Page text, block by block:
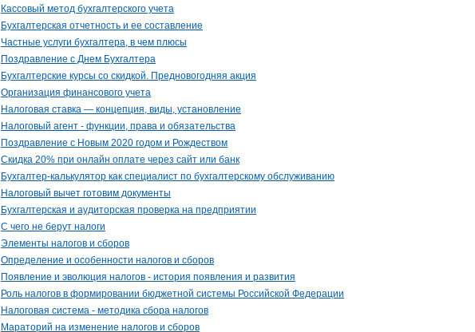
Кассовый метод бухгалтерского учета
Бухгалтерская отчетность и ее составление
Частные услуги бухгалтера, в чем плюсы
Поздравление с Днем Бухгалтера
Бухгалтерские курсы со скидкой. Предновогодняя акция
Организация финансового учета
Налоговая ставка — концепция, виды, установление
Налоговый агент - функции, права и обязательства
Поздравление с Новым 2020 годом и Рождеством
Скидка 20% при онлайн оплате через сайт или банк
Бухгалтер-калькулятор как специалист по бухгалтерскому обслуживанию
Налоговый вычет готовим документы
Бухгалтерская и аудиторская проверка на предприятии
С чего не берут налоги
Элементы налогов и сборов
Определение и особенности налогов и сборов
Появление и эволюция налогов - история появления и развития
Роль налогов в формировании бюджетной системы Российской Федерации
Налоговая система - методика сбора налогов
Мараторий на изменение налогов и сборов